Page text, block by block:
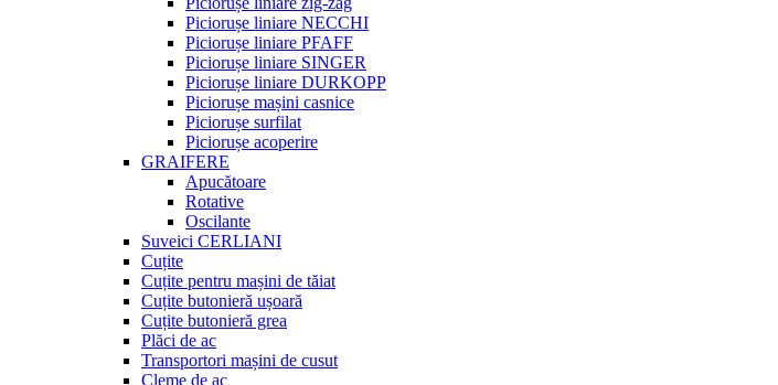
Piciorușe liniare NECCHI
Piciorușe liniare PFAFF
Piciorușe liniare SINGER
Piciorușe liniare DURKOPP
Piciorușe mașini casnice
Piciorușe surfilat
Piciorușe acoperire
GRAIFERE
Apucătoare
Rotative
Oscilante
Suveici CERLIANI
Cuțite
Cuțite pentru mașini de tăiat
Cuțite butonieră ușoară
Cuțite butonieră grea
Plăci de ac
Transportori mașini de cusut
Cleme de ac